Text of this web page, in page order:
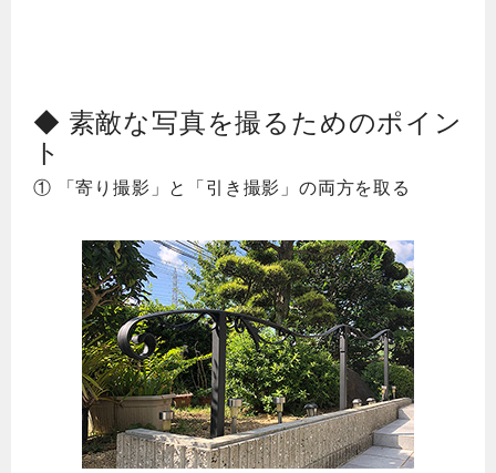
◆ 素敵な写真を撮るためのポイン
ト
① 「寄り撮影」と「引き撮影」の両方を取る